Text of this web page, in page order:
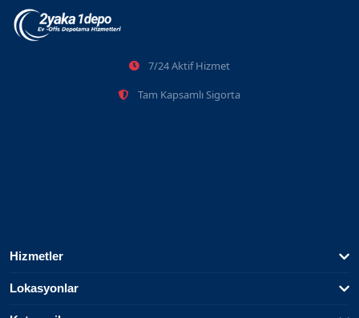
7/24 Aktif Hizmet
Tam Kapsamlı Sigorta
Hizmetler
Lokasyonlar